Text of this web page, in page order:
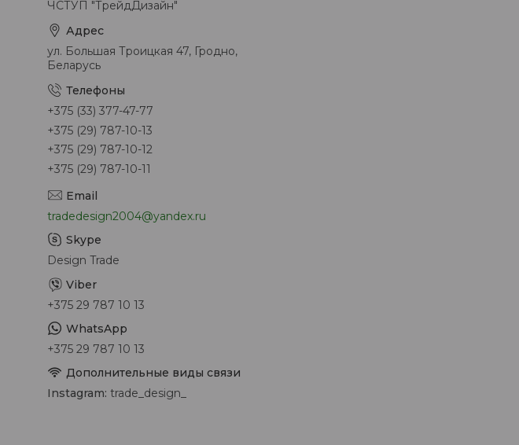
ЧСТУП "ТрейдДизайн"
ул. Большая Троицкая 47, Гродно,
Беларусь
+375 (33) 377-47-77
+375 (29) 787-10-13
+375 (29) 787-10-12
+375 (29) 787-10-11
tradedesign2004@yandex.ru
Design Trade
+375 29 787 10 13
+375 29 787 10 13
Instagram trade_design_